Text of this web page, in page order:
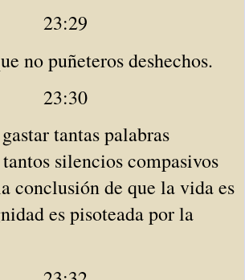
23:29
no puñeteros deshechos.
23:30
tantas palabras
silencios compasivos
conclusión de que la vida es
es pisoteada por la